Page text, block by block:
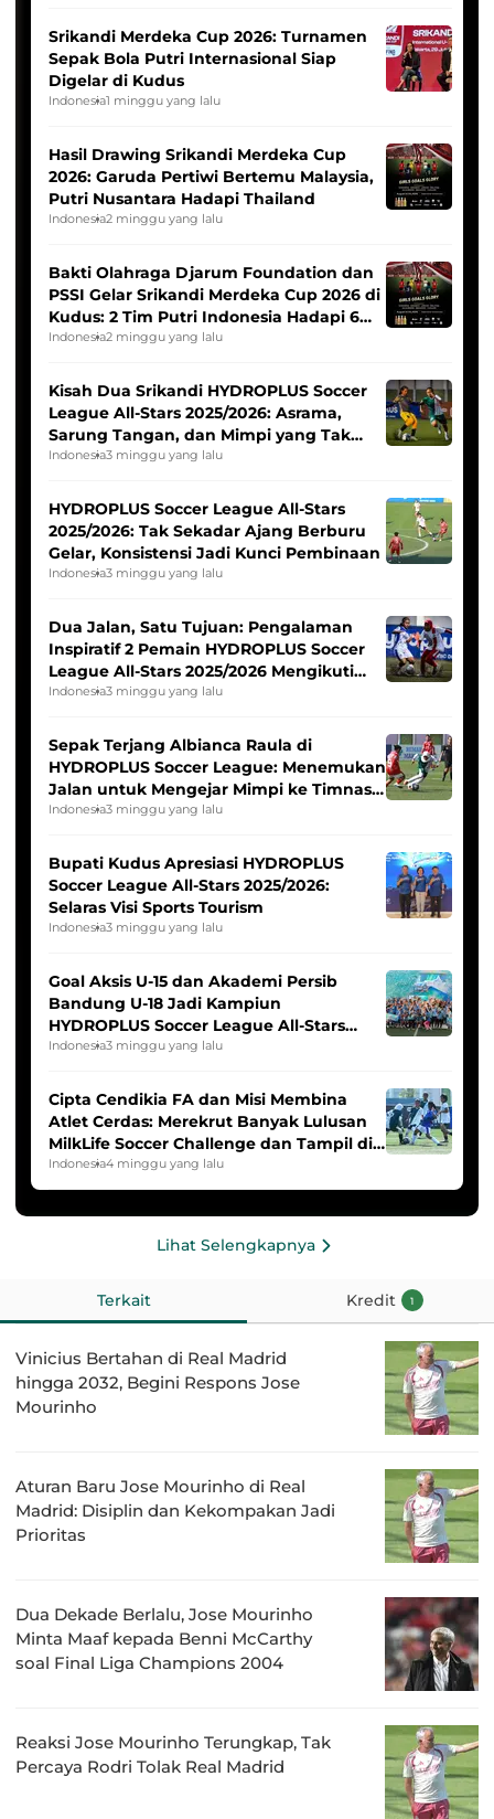
Srikandi Merdeka Cup 2026: Turnamen
Sepak Bola Putri Internasional Siap
Digelar di Kudus
Indonesia1 minggu yang lalu
Hasil Drawing Srikandi Merdeka Cup
2026: Garuda Pertiwi Bertemu Malaysia,
Putri Nusantara Hadapi Thailand
Indonesia2 minggu yang lalu
Bakti Olahraga Djarum Foundation dan
PSSI Gelar Srikandi Merdeka Cup 2026 di
Kudus: 2 Tim Putri Indonesia Hadapi 6
Tim Asia
Indonesia2 minggu yang lalu
Kisah Dua Srikandi HYDROPLUS Soccer
League All-Stars 2025/2026: Asrama,
Sarung Tangan, dan Mimpi yang Tak
Pernah Padam
Indonesia3 minggu yang lalu
HYDROPLUS Soccer League All-Stars
2025/2026: Tak Sekadar Ajang Berburu
Gelar, Konsistensi Jadi Kunci Pembinaan
Indonesia3 minggu yang lalu
Dua Jalan, Satu Tujuan: Pengalaman
Inspiratif 2 Pemain HYDROPLUS Soccer
League All-Stars 2025/2026 Mengikuti
Seleksi Timnas Indonesia Putri
Indonesia3 minggu yang lalu
Sepak Terjang Albianca Raula di
HYDROPLUS Soccer League: Menemukan
Jalan untuk Mengejar Mimpi ke Timnas
Indonesia Putri
Indonesia3 minggu yang lalu
Bupati Kudus Apresiasi HYDROPLUS
Soccer League All-Stars 2025/2026:
Selaras Visi Sports Tourism
Indonesia3 minggu yang lalu
Goal Aksis U-15 dan Akademi Persib
Bandung U-18 Jadi Kampiun
HYDROPLUS Soccer League All-Stars
2025/2026
Indonesia3 minggu yang lalu
Cipta Cendikia FA dan Misi Membina
Atlet Cerdas: Merekrut Banyak Lulusan
MilkLife Soccer Challenge dan Tampil di
HYDROPLUS Soccer League
Indonesia4 minggu yang lalu
Lihat Selengkapnya
Terkait Kredit 1
Vinicius Bertahan di Real Madrid
hingga 2032, Begini Respons Jose
Mourinho
Aturan Baru Jose Mourinho di Real
Madrid: Disiplin dan Kekompakan Jadi
Prioritas
Dua Dekade Berlalu, Jose Mourinho
Minta Maaf kepada Benni McCarthy
soal Final Liga Champions 2004
Reaksi Jose Mourinho Terungkap, Tak
Percaya Rodri Tolak Real Madrid